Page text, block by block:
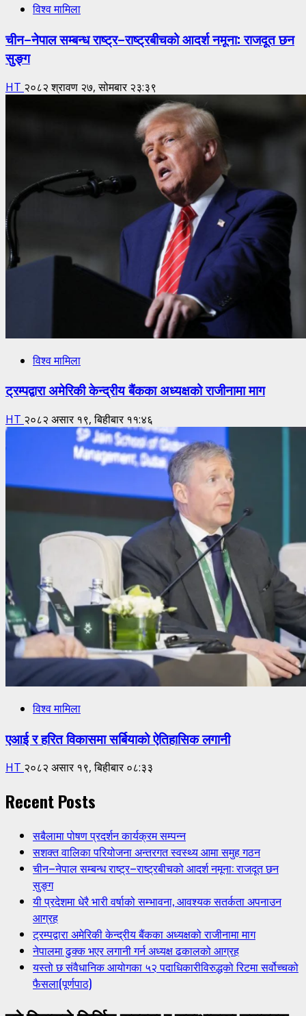
विश्व मामिला
चीन–नेपाल सम्बन्ध राष्ट्र–राष्ट्रबीचको आदर्श नमूना: राजदूत छन
सुङ्ग
HT २०८२ श्रावण २७, सोमबार २३:३९
विश्व मामिला
ट्रम्पद्वारा अमेरिकी केन्द्रीय बैंकका अध्यक्षको राजीनामा माग
HT २०८२ असार १९, बिहीबार ११:४६
विश्व मामिला
एआई र हरित विकासमा सर्बियाको ऐतिहासिक लगानी
HT २०८२ असार १९, बिहीबार ०८:३३
Recent Posts
सबैलामा पोषण प्रदर्शन कार्यक्रम सम्पन्न
सशक्त वालिका परियोजना अन्तरगत स्वस्थ्य आमा समुह गठन
चीन–नेपाल सम्बन्ध राष्ट्र–राष्ट्रबीचको आदर्श नमूना: राजदूत छन
सुङ्ग
यी प्रदेशमा धेरै भारी वर्षाको सम्भावना, आवश्यक सतर्कता अपनाउन
आग्रह
ट्रम्पद्वारा अमेरिकी केन्द्रीय बैंकका अध्यक्षको राजीनामा माग
नेपालमा ढुक्क भएर लगानी गर्न अध्यक्ष ढकालको आग्रह
यस्तो छ संवैधानिक आयोगका ५२ पदाधिकारीविरुद्धको रिटमा सर्वोच्चको
फैसला(पूर्णपाठ)